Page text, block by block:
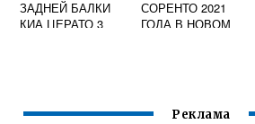
ЗАДНЕЙ БАЛКИ
КИА ЦЕРАТО 3
СОРЕНТО 2021
ГОДА В НОВОМ
Реклама